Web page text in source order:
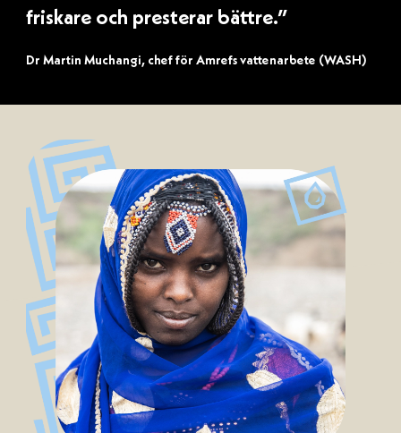
friskare och presterar bättre.”
Dr Martin Muchangi, chef för Amrefs vattenarbete (WASH)